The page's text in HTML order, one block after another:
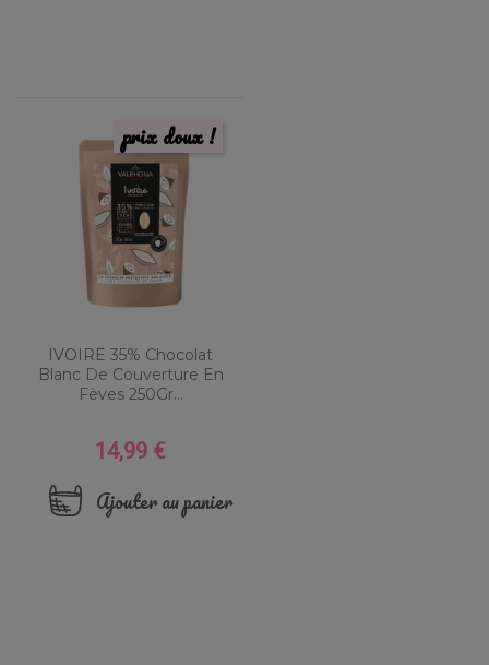
IVOIRE 35% Chocolat
Blanc De Couverture En
Fèves 250Gr...
Prix
14,99 €
Ajouter au panier
prix doux !